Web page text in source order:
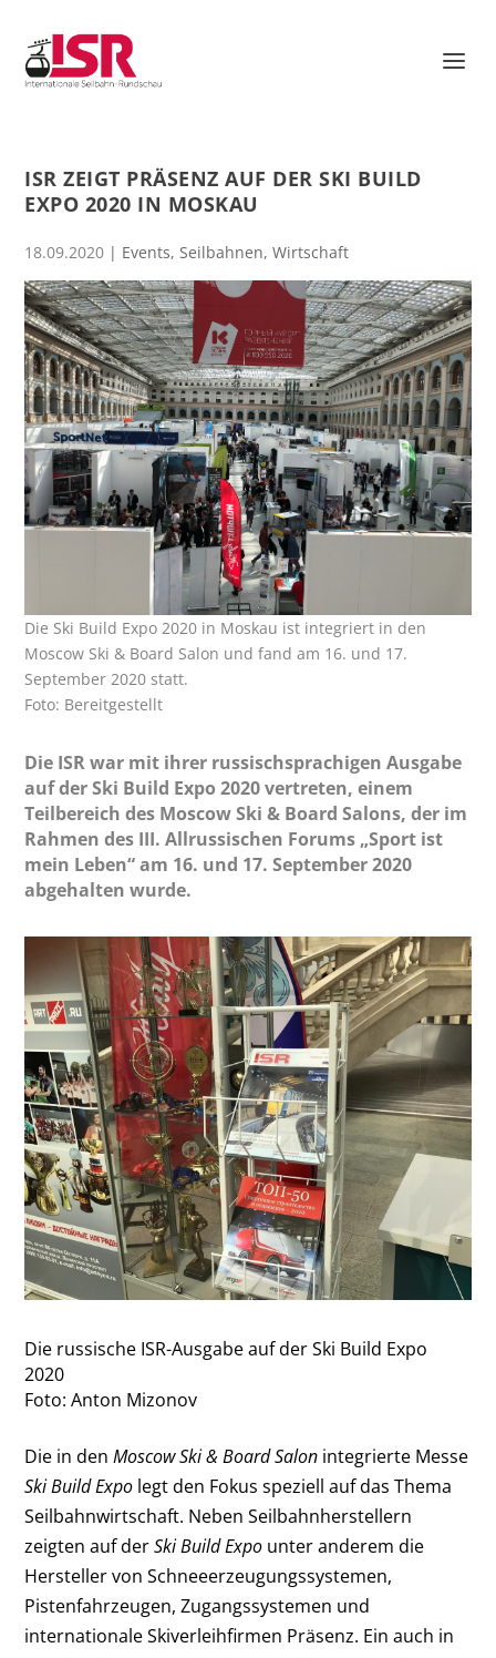
ISR ZEIGT PRÄSENZ AUF DER SKI BUILD
EXPO 2020 IN MOSKAU
18.09.2020 | Events,Seilbahnen,Wirtschaft
Die Ski Build Expo 2020 in Moskau ist integriert in den
Moscow Ski & Board Salon und fand am 16. und 17.
September 2020 statt.
Foto: Bereitgestellt
Die ISR war mit ihrer russischsprachigen Ausgabe
auf der Ski Build Expo 2020 vertreten, einem
Teilbereich des Moscow Ski & Board Salons, der im
Rahmen des III. Allrussischen Forums „Sport ist
mein Leben“ am 16. und 17. September 2020
abgehalten wurde.
Die russische ISR-Ausgabe auf der Ski Build Expo
2020
Foto: Anton Mizonov
Die in denMoscow Ski & Board Salon integrierte Messe
Ski Build Expo legt den Fokus speziell auf das Thema
Seilbahnwirtschaft. Neben Seilbahnherstellern
zeigten auf derSki Build Expo unter anderem die
Hersteller von Schneeerzeugungssystemen,
Pistenfahrzeugen, Zugangssystemen und
internationale Skiverleihfirmen Präsenz. Ein auch in